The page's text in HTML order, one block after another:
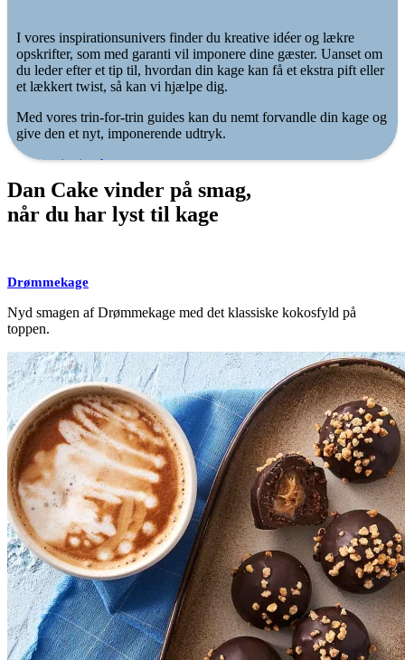
I vores inspirationsunivers finder du kreative idéer og lækre
opskrifter, som med garanti vil imponere dine gæster. Uanset om
du leder efter et tip til, hvordan din kage kan få et ekstra pift eller
et lækkert twist, så kan vi hjælpe dig.
Med vores trin-for-trin guides kan du nemt forvandle din kage og
give den et nyt, imponerende udtryk.
Find inspiration her
Dan Cake vinder på smag,
når du har lyst til kage
Drømmekage
Nyd smagen af Drømmekage med det klassiske kokosfyld på
toppen.